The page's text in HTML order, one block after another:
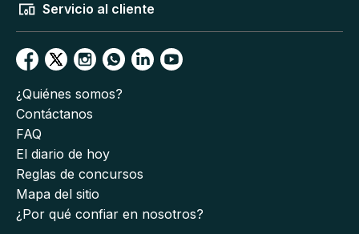
Servicio al cliente
¿Quiénes somos?
Contáctanos
FAQ
El diario de hoy
Reglas de concursos
Mapa del sitio
¿Por qué confiar en nosotros?